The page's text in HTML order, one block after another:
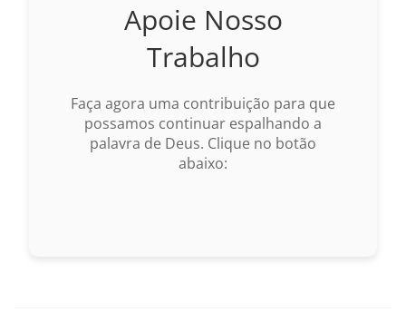
Apoie Nosso
Trabalho
Faça agora uma contribuição para que
possamos continuar espalhando a
palavra de Deus. Clique no botão
abaixo: